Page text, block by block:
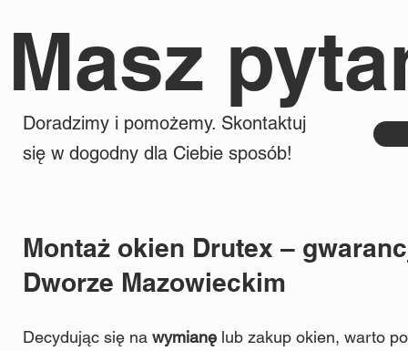
Masz
Doradzimy i pomożemy. Skontaktuj
się w dogodny dla Ciebie sposób!
Montaż okien Drutex –
Dworze Mazowieckim
Decydując się na wymianę lub zakup okien, warto